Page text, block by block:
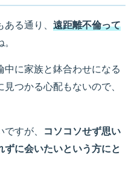
る通り、 遠距離不倫って
に家族と鉢合わせになる
つかる心配もないので、
すが、
コソコソせず思い
ずに会いたいという方にと